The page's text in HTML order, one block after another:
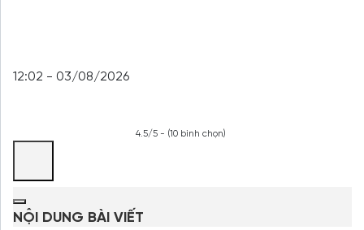
12:02 - 03/08/2026
4.5/5 - (10 bình chọn)
NỘI DUNG BÀI VIẾT